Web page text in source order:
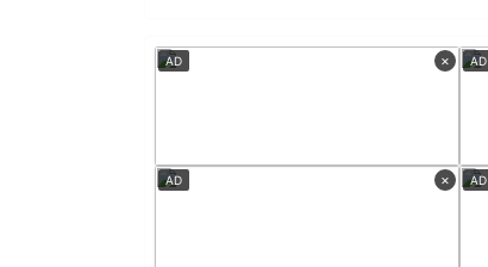
×
AD AD
×
AD AD